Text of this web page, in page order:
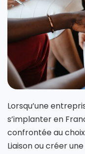
Lorsqu’une
s’implanter en
confrontée au
Liaison ou créer